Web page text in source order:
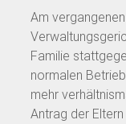
Am
Familie
normalen
mehr
Antrag der